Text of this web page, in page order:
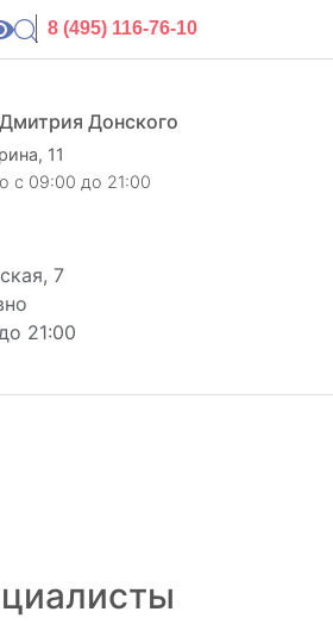
8 (495) 116-76-10
Донского
11
c 09:00 до 21:00
7
21:00